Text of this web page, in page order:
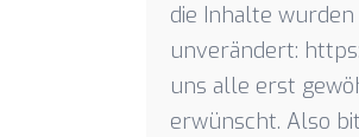
die Inhalte
unverändert:
uns alle erst
erwünscht. Also